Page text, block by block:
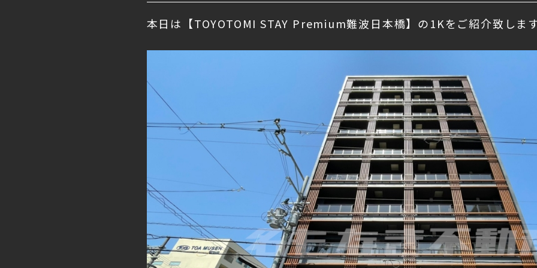
本日は【TOYOTOMI STAY Premium難波日本橋】の1Kをご紹介致しま